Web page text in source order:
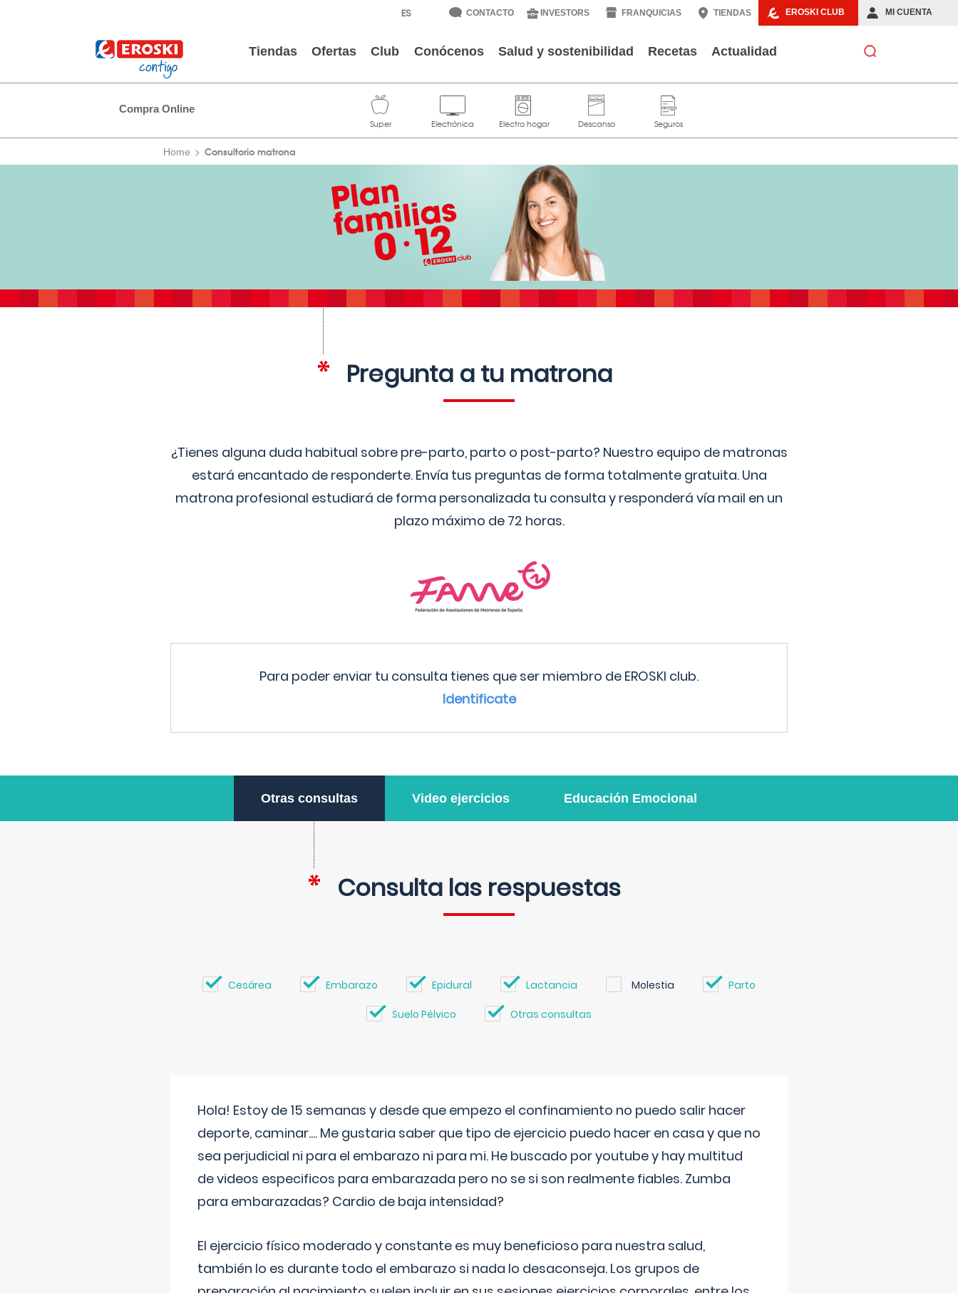
EROSKI CLUB MI CUENTA
CONTACTO INVESTORS FRANQUICIAS TIENDAS
Tiendas Ofertas Club Conócenos Salud y sostenibilidad Recetas Actualidad
Compra Online
Home Consultorio matrona
Pregunta a tu matrona
¿Tienes alguna duda habitual sobre pre-parto, parto o post-parto? Nuestro equipo de matronas
estará encantado de responderte. Envía tus preguntas de forma totalmente gratuita. Una
matrona profesional estudiará de forma personalizada tu consulta y responderá vía mail en un
plazo máximo de 72 horas.
Para poder enviar tu consulta tienes que ser miembro de EROSKI club.
Identificate
Otras consultas Video ejercicios Educación Emocional
Consulta las respuestas
Cesárea Embarazo Epidural Lactancia Molestia Parto
Suelo Pélvico Otras consultas
Hola! Estoy de 15 semanas y desde que empezo el confinamiento no puedo salir hacer
deporte, caminar.... Me gustaria saber que tipo de ejercicio puedo hacer en casa y que no
sea perjudicial ni para el embarazo ni para mi. He buscado por youtube y hay multitud
de videos especificos para embarazada pero no se si son realmente fiables. Zumba
para embarazadas? Cardio de baja intensidad?
El ejercicio físico moderado y constante es muy beneficioso para nuestra salud,
también lo es durante todo el embarazo si nada lo desaconseja. Los grupos de